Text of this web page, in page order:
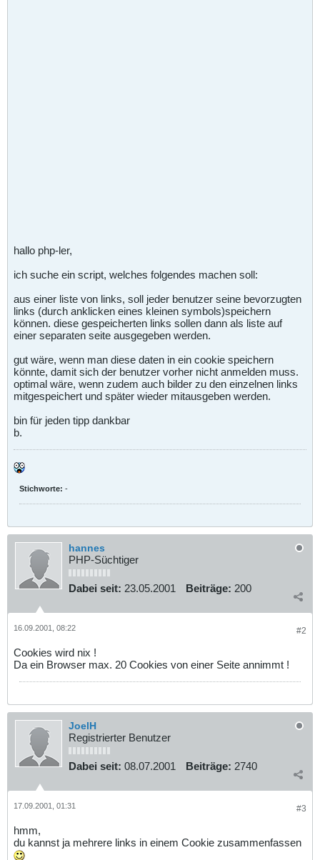
hallo php-ler,
ich suche ein script, welches folgendes machen soll:
aus einer liste von links, soll jeder benutzer seine bevorzugten
links (durch anklicken eines kleinen symbols)speichern
können. diese gespeicherten links sollen dann als liste auf
einer separaten seite ausgegeben werden.
gut wäre, wenn man diese daten in ein cookie speichern
könnte, damit sich der benutzer vorher nicht anmelden muss.
optimal wäre, wenn zudem auch bilder zu den einzelnen links
mitgespeichert und später wieder mitausgeben werden.
bin für jeden tipp dankbar
b.
Stichworte: -
hannes
PHP-Süchtiger
Dabei seit: 23.05.2001 Beiträge: 200
#2
16.09.2001, 08:22
Cookies wird nix !
Da ein Browser max. 20 Cookies von einer Seite annimmt !
JoelH
Registrierter Benutzer
Dabei seit: 08.07.2001 Beiträge: 2740
#3
17.09.2001, 01:31
hmm,
du kannst ja mehrere links in einem Cookie zusammenfassen